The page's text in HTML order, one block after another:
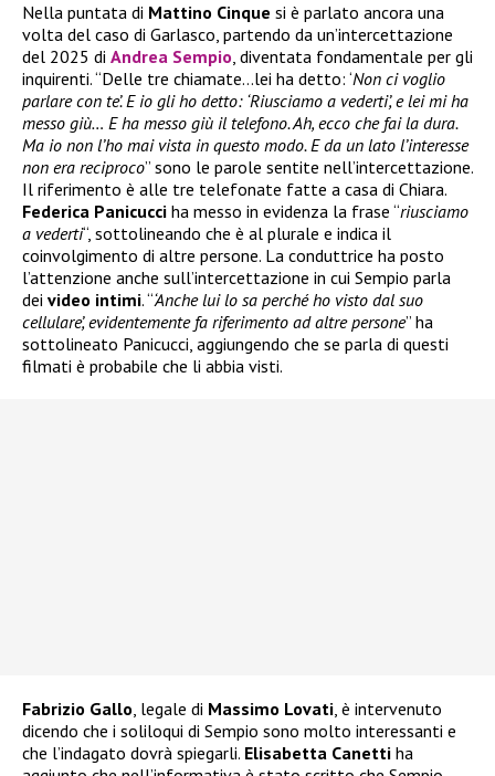
Nella puntata di Mattino Cinque si è parlato ancora una
volta del caso di Garlasco, partendo da un’intercettazione
del 2025 di Andrea Sempio, diventata fondamentale per gli
inquirenti. “Delle tre chiamate…lei ha detto: ‘Non ci voglio
parlare con te’. E io gli ho detto: ‘Riusciamo a vederti’, e lei mi ha
messo giù… E ha messo giù il telefono. Ah, ecco che fai la dura.
Ma io non l’ho mai vista in questo modo. E da un lato l’interesse
non era reciproco” sono le parole sentite nell’intercettazione.
Il riferimento è alle tre telefonate fatte a casa di Chiara.
Federica Panicucci ha messo in evidenza la frase “riusciamo
a vederti“, sottolineando che è al plurale e indica il
coinvolgimento di altre persone. La conduttrice ha posto
l’attenzione anche sull’intercettazione in cui Sempio parla
dei video intimi. “‘Anche lui lo sa perché ho visto dal suo
cellulare’, evidentemente fa riferimento ad altre persone” ha
sottolineato Panicucci, aggiungendo che se parla di questi
filmati è probabile che li abbia visti.
Fabrizio Gallo, legale di Massimo Lovati, è intervenuto
dicendo che i soliloqui di Sempio sono molto interessanti e
che l’indagato dovrà spiegarli. Elisabetta Canetti ha